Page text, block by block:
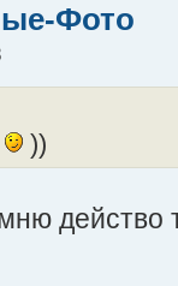
Фото
))
действо